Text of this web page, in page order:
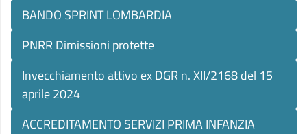
BANDO SPRINT LOMBARDIA
PNRR Dimissioni protette
Invecchiamento attivo ex DGR n. XII/2168 del 15
aprile 2024
ACCREDITAMENTO SERVIZI PRIMA INFANZIA